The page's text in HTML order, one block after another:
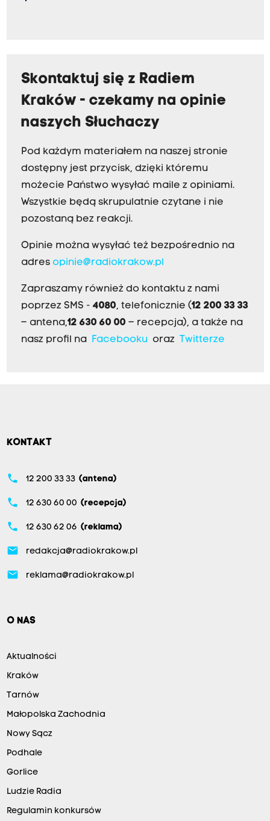
Skontaktuj się z Radiem
Kraków - czekamy na opinie
naszych Słuchaczy
Pod każdym materiałem na naszej stronie
dostępny jest przycisk, dzięki któremu
możecie Państwo wysyłać maile z opiniami.
Wszystkie będą skrupulatnie czytane i nie
pozostaną bez reakcji.
Opinie można wysyłać też bezpośrednio na
adres opinie@radiokrakow.pl
Zapraszamy również do kontaktu z nami
poprzez SMS - 4080, telefonicznie (12 200 33 33
– antena,12 630 60 00 – recepcja), a także na
nasz profil na
Facebookuoraz Twitterze
KONTAKT
phone 12 200 33 33 (antena)
phone 12 630 60 00 (recepcja)
phone 12 630 62 06 (reklama)
email redakcja@radiokrakow.pl
email reklama@radiokrakow.pl
O NAS
Aktualności
Kraków
Tarnów
Małopolska Zachodnia
Nowy Sącz
Podhale
Gorlice
Ludzie Radia
Regulamin konkursów